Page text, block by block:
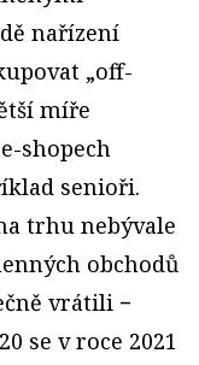
nařízení
„off-
míře
shopech
senioři.
trhu nebývale
obchodů
vrátili −
se v roce 2021